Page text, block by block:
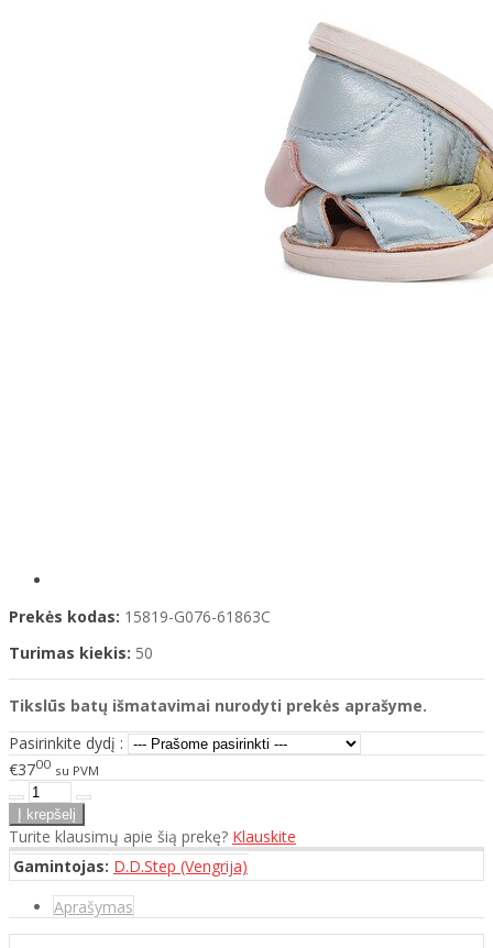
Prekės kodas: 15819-G076-61863C
Turimas kiekis: 50
Tikslūs batų išmatavimai nurodyti prekės aprašyme.
Pasirinkite dydį :
€3700 su PVM
Turite klausimų apie šią prekę? Klauskite
Gamintojas: D.D.Step (Vengrija)
Aprašymas